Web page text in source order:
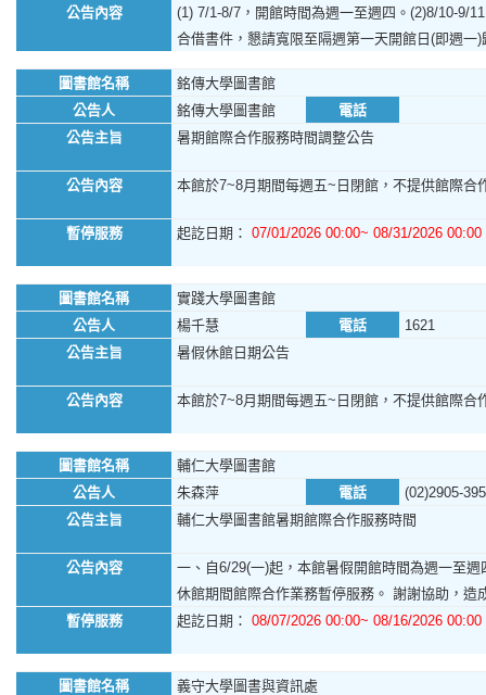
公告內容
(1) 7/1-8/7，開館時間為週一至週四。(2)8/10-9/
合借書件，懇請寬限至隔週第一天開館日(即週
圖書館名稱
銘傳大學圖書館
公告人
銘傳大學圖書館
電話
公告主旨
暑期館際合作服務時間調整公告
公告內容 本館於7~8月期間每週五~日閉館，不提供館際
暫停服務 起訖日期： 07/01/2026 00:00~ 08/31/2026 00:00
圖書館名稱
實踐大學圖書館
公告人
楊千慧 電話
1621
公告主旨
暑假休館日期公告
公告內容 本館於7~8月期間每週五~日閉館，不提供館際
圖書館名稱
輔仁大學圖書館
公告人
朱森萍 電話
(02)2905-
公告主旨
輔仁大學圖書館暑期館際合作服務時間
公告內容
一、自6/29(一)起，本館暑假開館時間為週一至
休館期間館際合作業務暫停服務。 謝謝協助，造
暫停服務
起訖日期： 08/07/2026 00:00~ 08/16/2026 00:00
圖書館名稱
義守大學圖書與資訊處